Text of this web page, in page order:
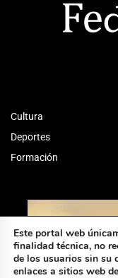
Cultura
Deportes
Formación
Este portal web
finalidad técnica, no
de los usuarios sin su
enlaces a sitios web